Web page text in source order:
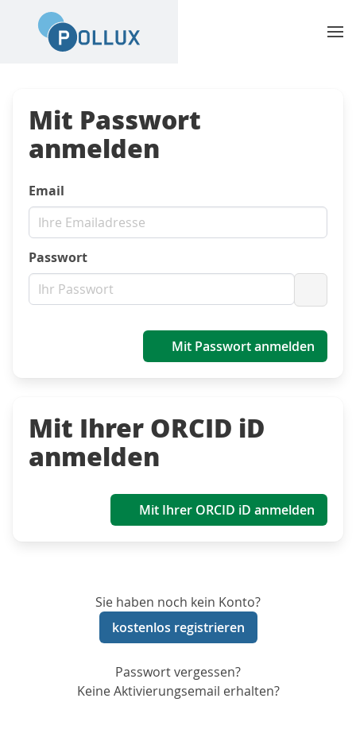
Mit Passwort
anmelden
Email
Passwort
Mit Passwort anmelden
Mit Ihrer ORCID iD
anmelden
Mit Ihrer ORCID iD anmelden
Sie haben noch kein Konto?
kostenlos registrieren
Passwort vergessen?
Keine Aktivierungsemail erhalten?